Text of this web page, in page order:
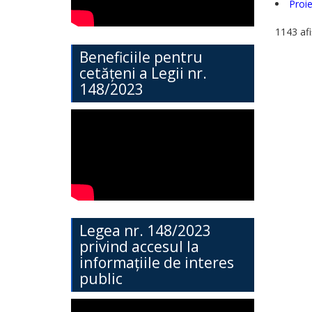
Direcția
Învățământ
General
Cimișlia
Investiții
Turism
Direcția
Dezvoltare
Beneficiile pentru
cetățeni a Legii nr.
148/2023
Legea nr. 148/2023
privind accesul la
informațiile de interes
public
1143